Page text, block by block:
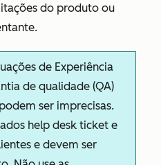
do produto ou
de Experiência
de qualidade (QA)
ser imprecisas.
help desk ticket e
e devem ser